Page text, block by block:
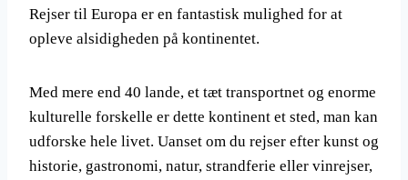
Rejser til Europa er en fantastisk mulighed for at
opleve alsidigheden på kontinentet.
Med mere end 40 lande, et tæt transportnet og enorme
kulturelle forskelle er dette kontinent et sted, man kan
udforske hele livet. Uanset om du rejser efter kunst og
historie, gastronomi, natur, strandferie eller vinrejser,